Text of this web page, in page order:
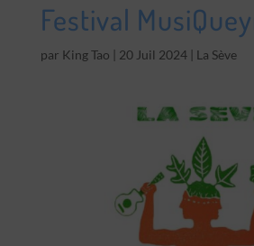
Festival
par King Tao | 20 Juil 2024| La Sève